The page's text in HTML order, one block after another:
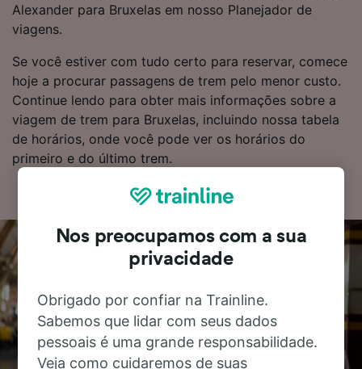
Alexander para Bruxelas em nosso Planejador de
viagens.
Se você estiver com tudo certo para reservar, comece
hoje a procurar passagens de trem pelo menor custo.
Continue lendo para obter mais informações sobre a
viagem de trem para Bruxelas, incluindo nossa tabela
de horários, onde você pode ver os horários do
primeiro e do último trem.
Nos preocupamos com a sua
privacidade
Obrigado por confiar na Trainline.
Sabemos que lidar com seus dados
pessoais é uma grande responsabilidade.
Veja como cuidaremos de suas